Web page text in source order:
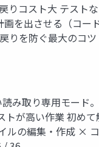
りコスト大 テスト
を出させる（コー
りを防ぐ最大のコ
み取り専用モード
が高い作業 初め
ルの編集・作成 ×